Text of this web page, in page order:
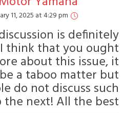
An intriguing
worth
to publish
might not
generally
subjects.